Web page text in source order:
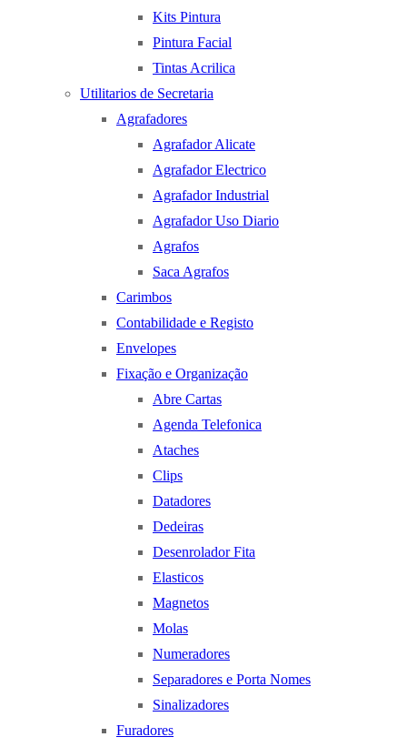
Kits Pintura
Pintura Facial
Tintas Acrilica
Utilitarios de Secretaria
Agrafadores
Agrafador Alicate
Agrafador Electrico
Agrafador Industrial
Agrafador Uso Diario
Agrafos
Saca Agrafos
Carimbos
Contabilidade e Registo
Envelopes
Fixação e Organização
Abre Cartas
Agenda Telefonica
Ataches
Clips
Datadores
Dedeiras
Desenrolador Fita
Elasticos
Magnetos
Molas
Numeradores
Separadores e Porta Nomes
Sinalizadores
Furadores